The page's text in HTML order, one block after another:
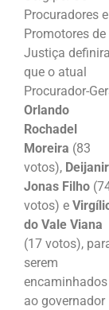
Procuradores e
Promotores de
Justiça
que o atual
Procurador-
Orlando
Rochadel
Moreira (83
votos),
Jonas Filho
votos) e
do Vale Viana
(17 votos),
serem
encaminhados
ao governador